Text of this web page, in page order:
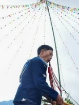
hóa thiết yếu phục
tấn gạo; thịt
bò 12.306 tấn;
rau, củ quả.